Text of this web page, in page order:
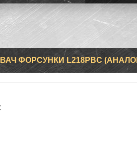
ФОРСУНКИ L218PBC